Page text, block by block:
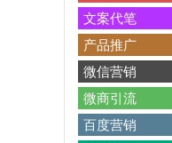
文案代笔
产品推广
微信营销
微商引流
百度营销